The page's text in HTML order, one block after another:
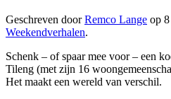
Geschreven doorRemco Lange op
Weekendverhalen.
Schenk – of spaar mee voor – een
Tileng (met zijn 16
Het maakt een wereld van verschil.